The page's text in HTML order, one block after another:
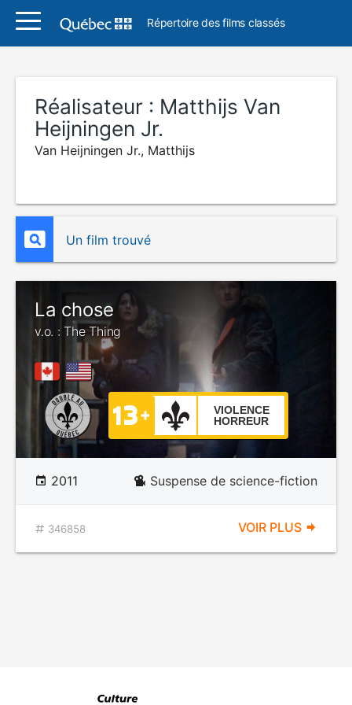
Répertoire des films classés
Réalisateur : Matthijs Van
Heijningen Jr.
Van Heijningen Jr., Matthijs
Un film trouvé
La chose
v.o. : The Thing
VIOLENCE
HORREUR
2011 Suspense de science-fiction
346858 VOIR PLUS